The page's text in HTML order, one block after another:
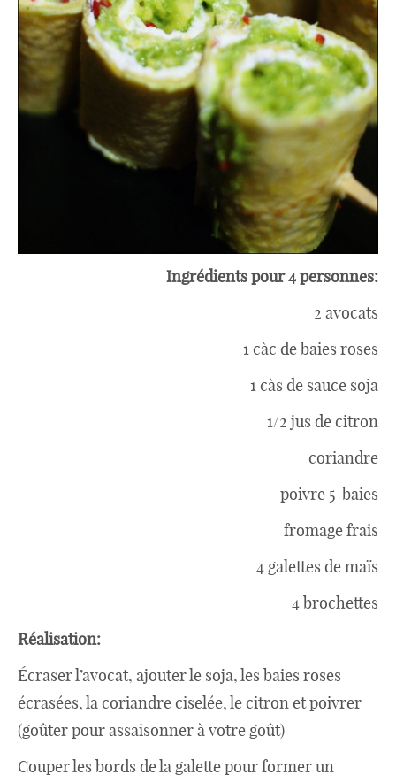
Resto
Tuto
Divers
Semaines Spéciales
Ingrédients pour 4 personnes:
2 avocats
1 càc de baies roses
1 càs de sauce soja
1/2 jus de citron
coriandre
poivre 5 baies
fromage frais
4 galettes de maïs
4 brochettes
Réalisation:
Écraser l’avocat, ajouter le soja, les baies roses
écrasées, la coriandre ciselée, le citron et poivrer
(goûter pour assaisonner à votre goût)
Couper les bords de la galette pour former un